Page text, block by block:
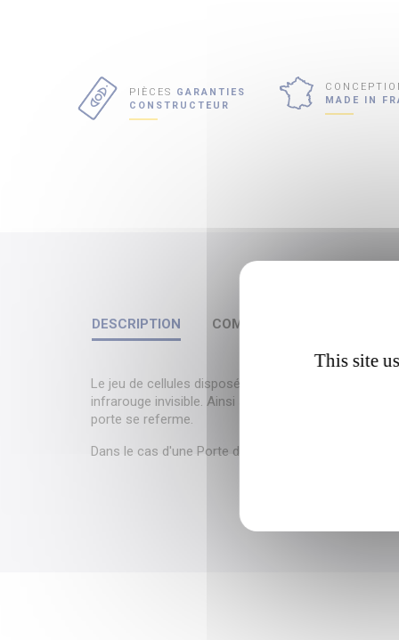
PIÈCES GARANTIES
CONSTRUCTEUR
MADE IN
DESCRIPTION COMPATIBILITÉ
Le jeu de cellules disposé de part et d'autre de
infrarouge invisible. Ainsi si un obstacle est
porte se referme.
Dans le cas d'une Porte de Garage donnant sur la
This site